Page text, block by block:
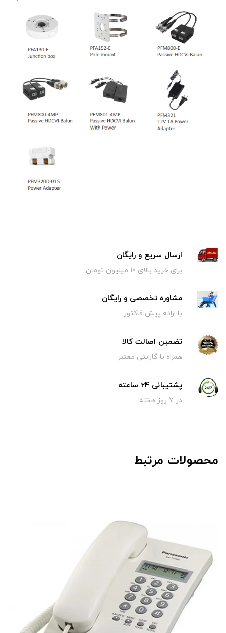
ارسال سریع و رایگان
برای خرید بالای 10 میلیون تومان
مشاوره تخصصی و رایگان
با ارائه پیش فاکتور
تضمین اصالت کالا
همراه با گارانتی معتبر
پشتیبانی 24 ساعته
در 7 روز هفته
محصولات مرتبط